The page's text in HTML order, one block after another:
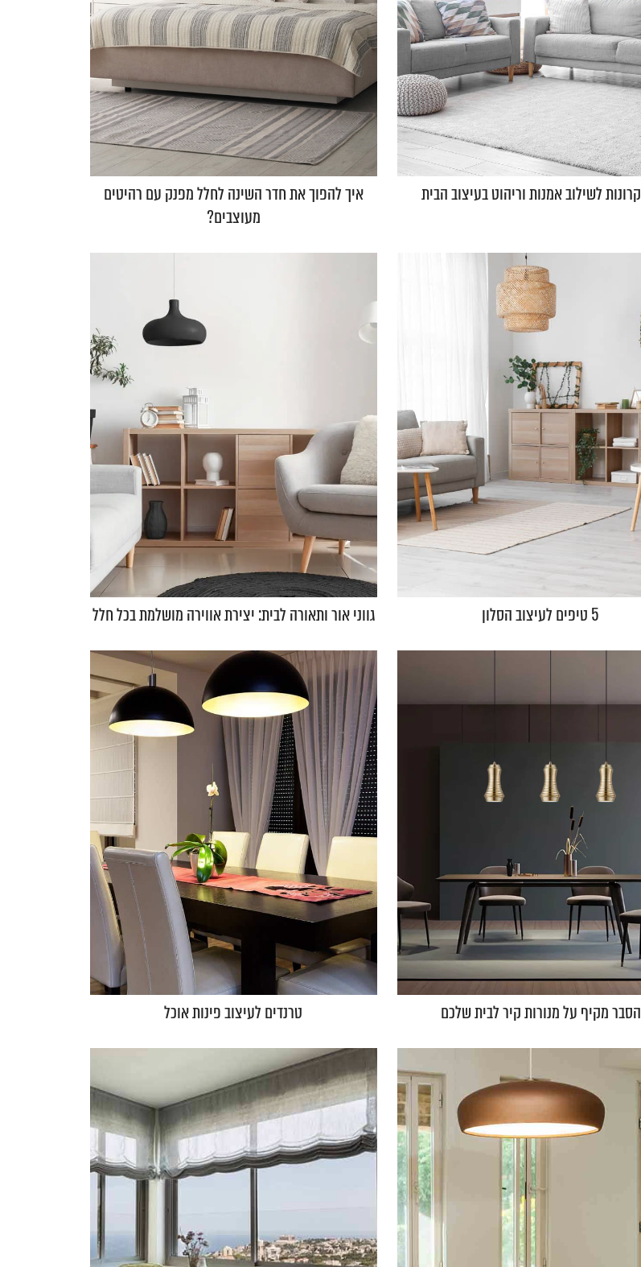
איך להפוך את חדר השינה לחלל מפנק עם רהיטים
מעוצבים?
5 טיפים לעיצוב הסלון גווני אור ותאורה לבית: יצירת אווירה מושלמת בכל חלל
הסבר מקיף על מנורות קיר לבית שלכם טרנדים לעיצוב פינות אוכל